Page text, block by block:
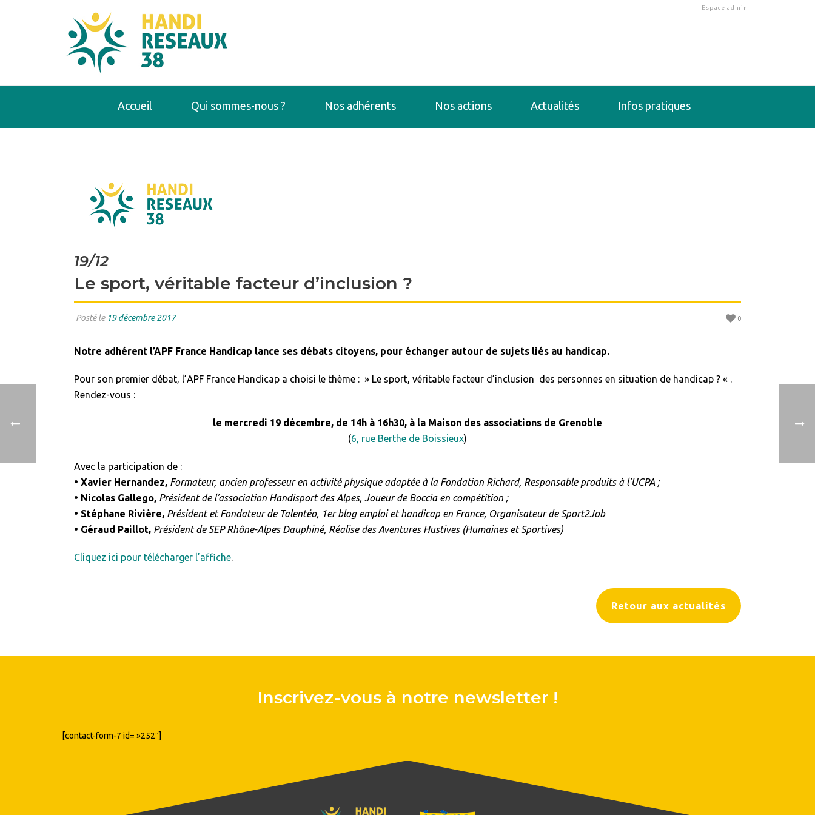
Espace admin
Accueil Qui sommes-nous ? Nos adhérents Nos actions Actualités Infos pratiques
19/12
Le sport, véritable facteur d’inclusion ?
Posté le 19 décembre 2017 0
Retour aux actualités
Notre adhérent l’APF France Handicap lance ses débats citoyens, pour échanger autour de sujets liés au handicap.
Pour son premier débat, l’APF France Handicap a choisi le thème : » Le sport, véritable facteur d’inclusion des personnes en situation de handicap ? « .
Rendez-vous :
le mercredi 19 décembre, de 14h à 16h30, à la Maison des associations de Grenoble
(6, rue Berthe de Boissieux)
Avec la participation de :
• Xavier Hernandez, Formateur, ancien professeur en activité physique adaptée à la Fondation Richard, Responsable produits à l’UCPA ;
• Nicolas Gallego, Président de l’association Handisport des Alpes, Joueur de Boccia en compétition ;
• Stéphane Rivière, Président et Fondateur de Talentéo, 1er blog emploi et handicap en France, Organisateur de Sport2Job
• Géraud Paillot, Président de SEP Rhône-Alpes Dauphiné, Réalise des Aventures Hustives (Humaines et Sportives)
Cliquez ici pour télécharger l’affiche.
Inscrivez-vous à notre newsletter !
[contact-form-7 id= »252″]